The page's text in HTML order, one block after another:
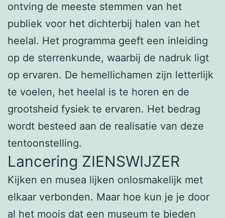
ontving de meeste stemmen van het
publiek voor het dichterbij halen van het
heelal. Het programma geeft een inleiding
op de sterrenkunde, waarbij de nadruk ligt
op ervaren. De hemellichamen zijn letterlijk
te voelen, het heelal is te horen en de
grootsheid fysiek te ervaren. Het bedrag
wordt besteed aan de realisatie van deze
tentoonstelling.
Lancering ZIENSWIJZER
Kijken en musea lijken onlosmakelijk met
elkaar verbonden. Maar hoe kun je je door
al het moois dat een museum te bieden